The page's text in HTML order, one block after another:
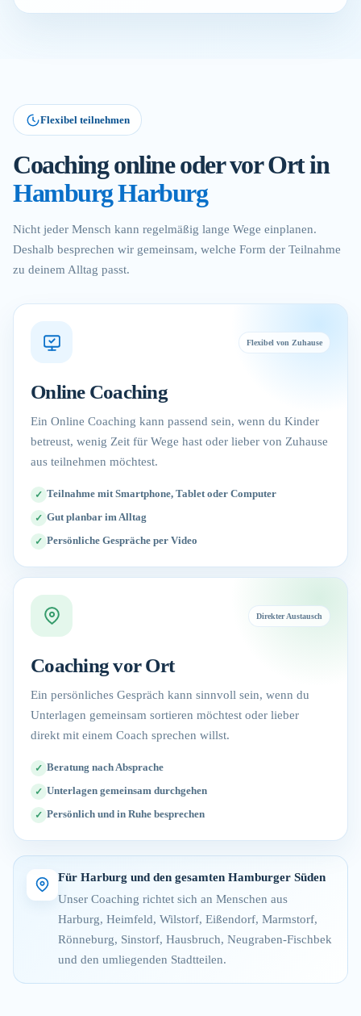
Flexibel teilnehmen
Coaching online oder vor Ort in
Hamburg Harburg
Nicht jeder Mensch kann regelmäßig lange Wege einplanen.
Deshalb besprechen wir gemeinsam, welche Form der Teilnahme
zu deinem Alltag passt.
Flexibel von Zuhause
Online Coaching
Ein Online Coaching kann passend sein, wenn du Kinder
betreust, wenig Zeit für Wege hast oder lieber von Zuhause
aus teilnehmen möchtest.
Teilnahme mit Smartphone, Tablet oder Computer
Gut planbar im Alltag
Persönliche Gespräche per Video
Direkter Austausch
Coaching vor Ort
Ein persönliches Gespräch kann sinnvoll sein, wenn du
Unterlagen gemeinsam sortieren möchtest oder lieber
direkt mit einem Coach sprechen willst.
Beratung nach Absprache
Unterlagen gemeinsam durchgehen
Persönlich und in Ruhe besprechen
Für Harburg und den gesamten Hamburger Süden
Unser Coaching richtet sich an Menschen aus
Harburg, Heimfeld, Wilstorf, Eißendorf, Marmstorf,
Rönneburg, Sinstorf, Hausbruch, Neugraben-Fischbek
und den umliegenden Stadtteilen.